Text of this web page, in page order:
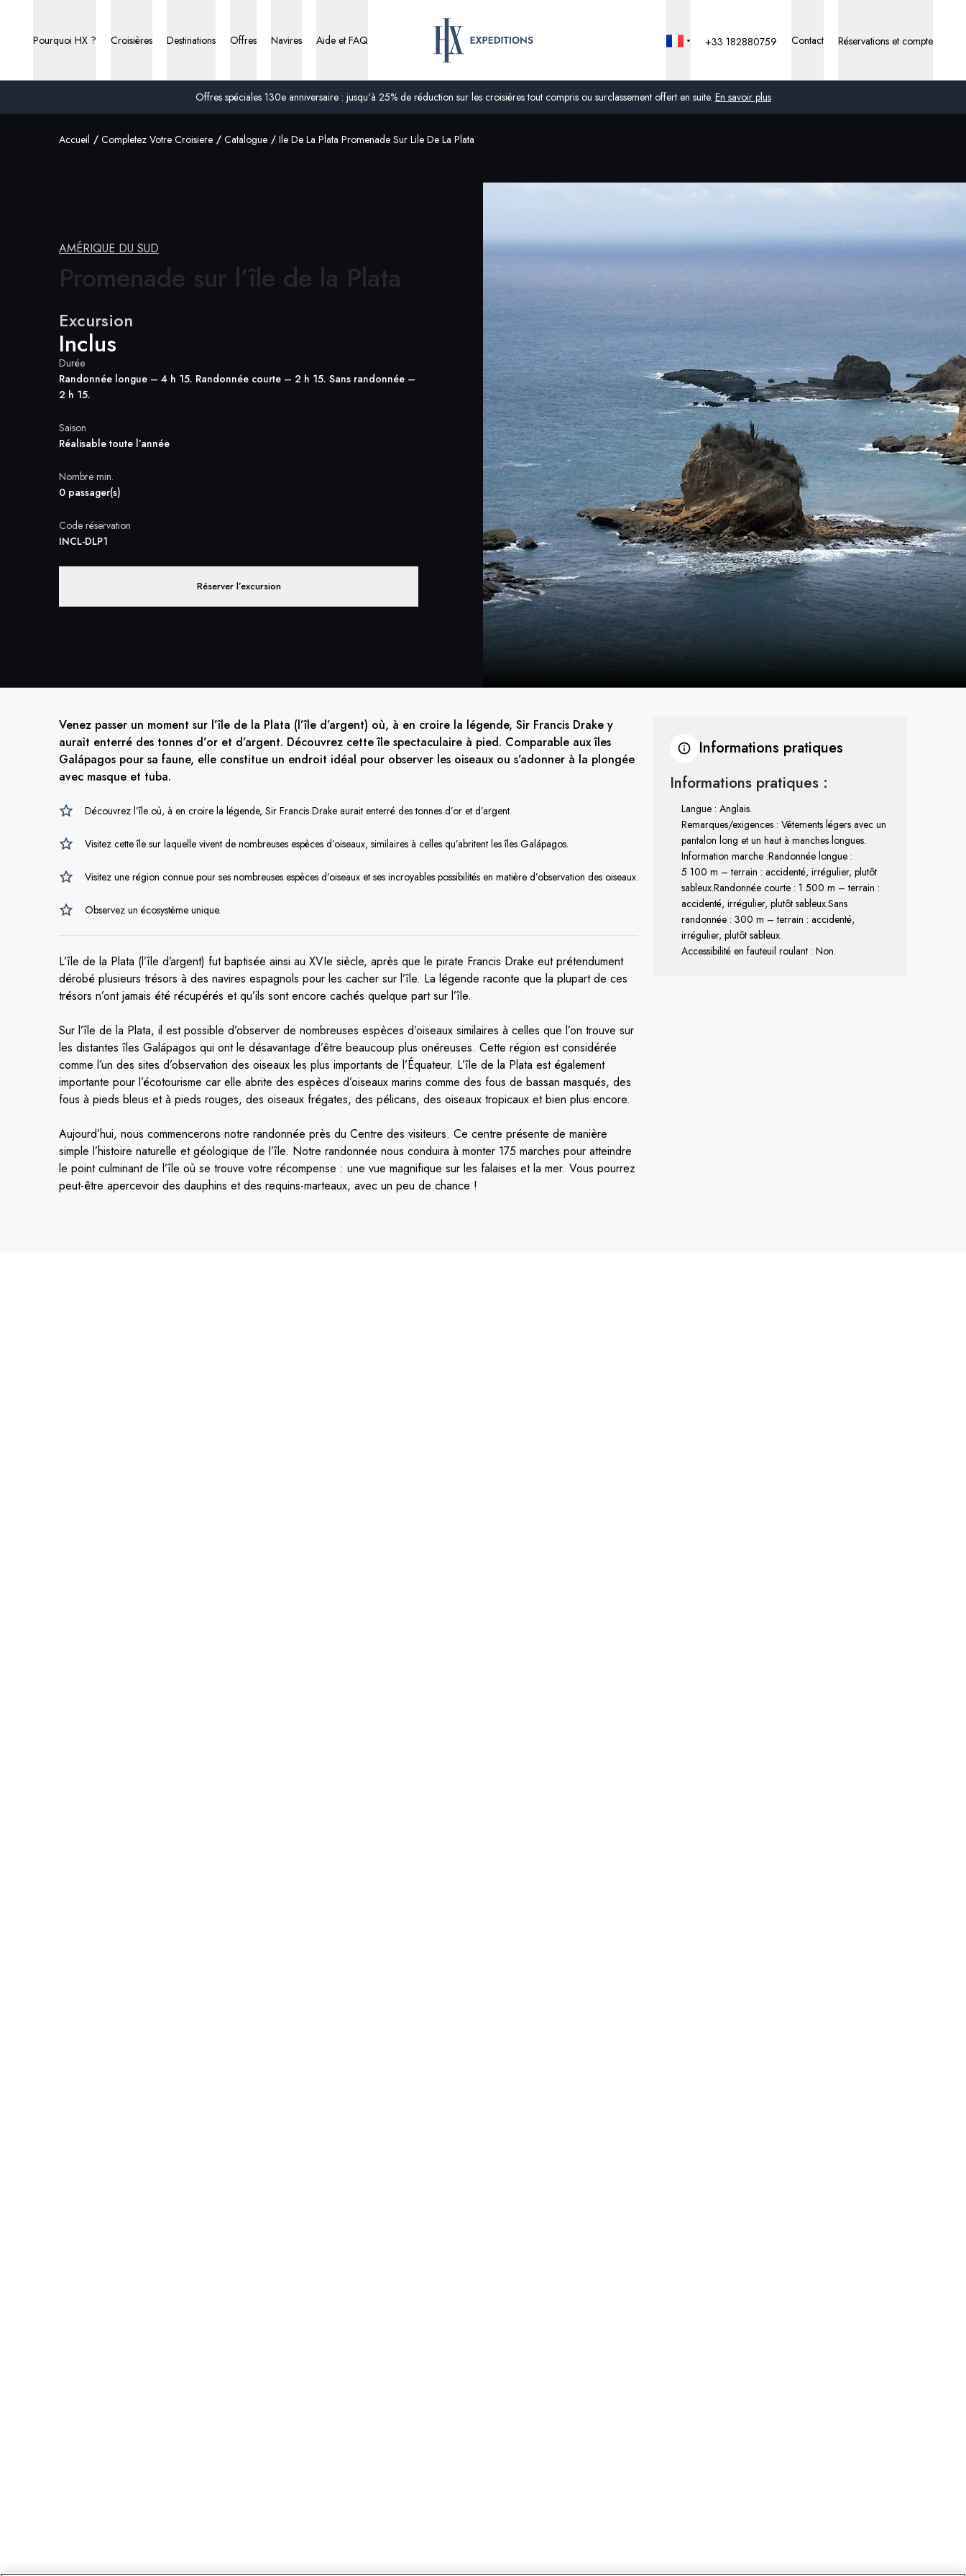
Offres spéciales 130e anniversaire : jusqu'à 25% de réduction sur les croisières tout compris ou surclassement offert en suite. En savoir plus
Pourquoi HX ? Croisières Destinations Offres Navires Aide et FAQ
États-Unis
Allemagne
Suède
Danemark
Norvège
+33 182880759 Contact Réservations et compte
Accueil Completez Votre Croisiere Catalogue Ile De La Plata Promenade Sur Lile De La Plata
AMÉRIQUE DU SUD
Promenade sur l’île de la Plata
Excursion
Inclus
Durée
Randonnée longue – 4 h 15. Randonnée courte – 2 h 15. Sans randonnée –
2 h 15.
Saison
Réalisable toute l’année
Nombre min.
0 passager(s)
Code réservation
INCL-DLP1
Réserver l’excursion
Venez passer un moment sur l’île de la Plata (l’île d’argent) où, à en croire la légende, Sir Francis Drake y
aurait enterré des tonnes d’or et d’argent. Découvrez cette île spectaculaire à pied. Comparable aux îles
Galápagos pour sa faune, elle constitue un endroit idéal pour observer les oiseaux ou s’adonner à la plongée
avec masque et tuba.
Découvrez l’île où, à en croire la légende, Sir Francis Drake aurait enterré des tonnes d’or et d’argent.
Visitez cette île sur laquelle vivent de nombreuses espèces d’oiseaux, similaires à celles qu’abritent les îles Galápagos.
Visitez une région connue pour ses nombreuses espèces d’oiseaux et ses incroyables possibilités en matière d’observation des oiseaux.
Observez un écosystème unique.
L’île de la Plata (l’île d’argent) fut baptisée ainsi au XVIe siècle, après que le pirate Francis Drake eut prétendument
dérobé plusieurs trésors à des navires espagnols pour les cacher sur l’île. La légende raconte que la plupart de ces
trésors n’ont jamais été récupérés et qu’ils sont encore cachés quelque part sur l’île.
Sur l’île de la Plata, il est possible d’observer de nombreuses espèces d’oiseaux similaires à celles que l’on trouve sur
les distantes îles Galápagos qui ont le désavantage d’être beaucoup plus onéreuses. Cette région est considérée
comme l’un des sites d’observation des oiseaux les plus importants de l’Équateur. L’île de la Plata est également
importante pour l’écotourisme car elle abrite des espèces d’oiseaux marins comme des fous de bassan masqués, des
fous à pieds bleus et à pieds rouges, des oiseaux frégates, des pélicans, des oiseaux tropicaux et bien plus encore.
Aujourd’hui, nous commencerons notre randonnée près du Centre des visiteurs. Ce centre présente de manière
simple l’histoire naturelle et géologique de l’île. Notre randonnée nous conduira à monter 175 marches pour atteindre
le point culminant de l’île où se trouve votre récompense : une vue magnifique sur les falaises et la mer. Vous pourrez
peut-être apercevoir des dauphins et des requins-marteaux, avec un peu de chance !
Informations pratiques
Informations pratiques :
Langue : Anglais.
Remarques/exigences : Vêtements légers avec un
pantalon long et un haut à manches longues.
Information marche :Randonnée longue :
5 100 m – terrain : accidenté, irrégulier, plutôt
sableux.Randonnée courte : 1 500 m – terrain :
accidenté, irrégulier, plutôt sableux.Sans
randonnée : 300 m – terrain : accidenté,
irrégulier, plutôt sableux.
Accessibilité en fauteuil roulant : Non.